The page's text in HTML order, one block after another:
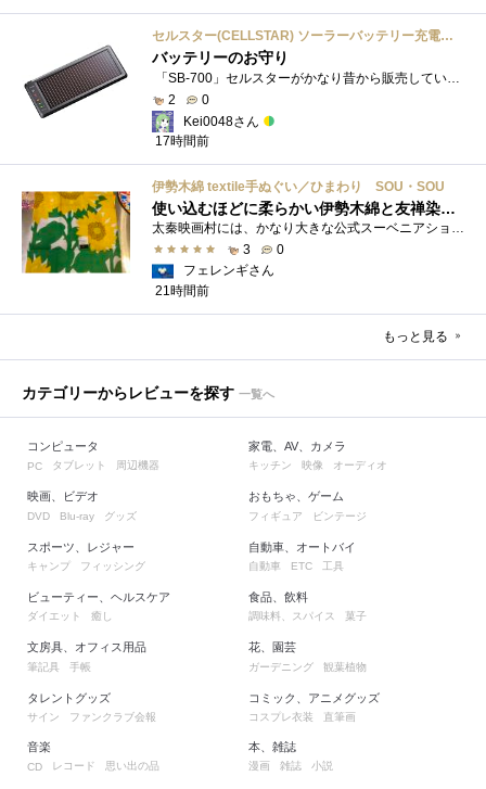
セルスター(CELLSTAR) ソーラーバッテリー充電器 SB-700 DC12V専用
バッテリーのお守り
「SB-700」セルスターがかなり昔から販売しているソーラーチャージャーです。ガッツリ充電する用ではなく待機電力(暗電流って言うらしい)対策�...
2
0
Kei0048さん
17時間前
伊勢木綿 textile手ぬぐい／ひまわり SOU・SOU
使い込むほどに柔らかい伊勢木綿と友禅染の発色を楽しむ
太秦映画村には、かなり大きな公式スーベニアショップの他にも、江戸時代の町家風の飲食店や土産物店が軒を連ねておりました。 何かよいもの...
3
0
フェレンギさん
21時間前
もっと見る
カテゴリーからレビューを探す 一覧へ
コンピュータ
PC タブレット 周辺機器
映画、ビデオ
DVD Blu-ray グッズ
スポーツ、レジャー
キャンプ フィッシング
ビューティー、ヘルスケア
ダイエット 癒し
文房具、オフィス用品
筆記具 手帳
タレントグッズ
サイン ファンクラブ会報
家電、AV、カメラ
キッチン 映像 オーディオ
おもちゃ、ゲーム
フィギュア ビンテージ
自動車、オートバイ
自動車 ETC 工具
食品、飲料
調味料、スパイス 菓子
花、園芸
ガーデニング 観葉植物
コミック、アニメグッズ
コスプレ衣装 直筆画
音楽
CD レコード 思い出の品
本、雑誌
漫画 雑誌 小説